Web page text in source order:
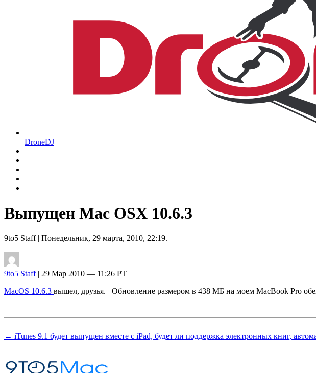
DroneDJ
Выпущен Mac OSX 10.6.3
9to5 Staff| Понедельник, 29 марта, 2010, 22:19.
9to5 Staff| 29 Мар 2010 — 11:26 PT
MacOS 10.6.3 вышел, друзья. Обновление размером в 438 МБ на моем MacBook Pro
← iTunes 9.1 будет выпущен вместе с iPad, будет ли поддержка электронных книг,